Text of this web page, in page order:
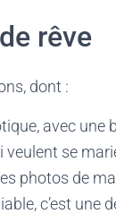
rêve
dont :
avec une
veulent se
photos de
c’est une